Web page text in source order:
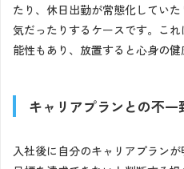
たり、休日出勤が常態化していた
気だったりするケースです。こ
能性もあり、放置すると心身の健
キャリアプランとの不一
入社後に自分のキャリアプラン